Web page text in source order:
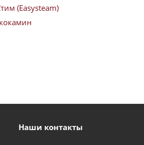
(Easysteam)
Наши контакты